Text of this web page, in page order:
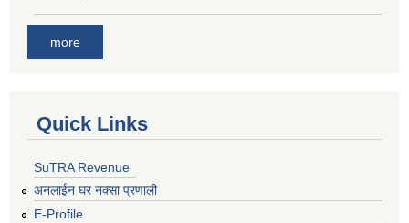
more
Quick Links
SuTRA Revenue
अनलाईन घर नक्सा प्रणाली
E-Profile